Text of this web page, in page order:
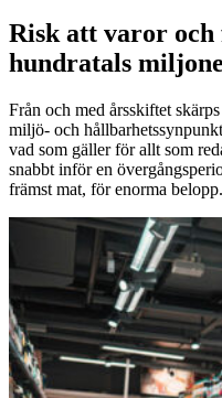
Risk att varor
hundratals
Från och med årsskiftet
miljö- och
vad som gäller för allt som
snabbt inför en
främst mat, för enorma belopp.